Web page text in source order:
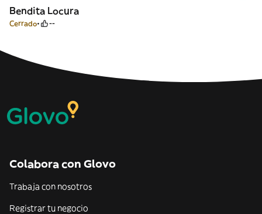
Bendita Locura
Cerrado --
Colabora con Glovo
Trabaja con nosotros
Registrar tu negocio